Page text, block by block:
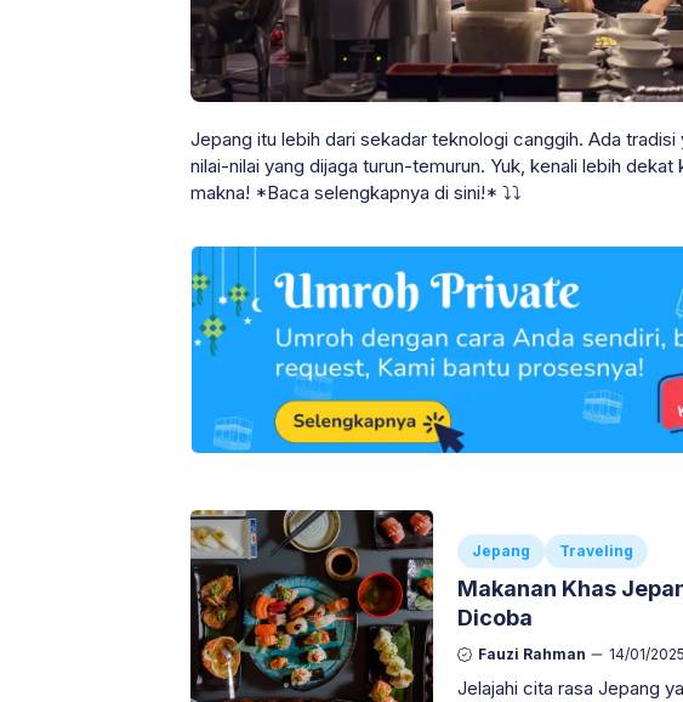
Jepang itu lebih dari sekadar teknologi canggih. Ada
nilai-nilai yang dijaga turun-temurun. Yuk, kenali lebih
makna! *Baca selengkapnya di sini!* ⤵⤵
Jepang Traveling
Makanan Khas
Dicoba
Fauzi Rahman 14/01/2025
Jelajahi cita rasa Jepang